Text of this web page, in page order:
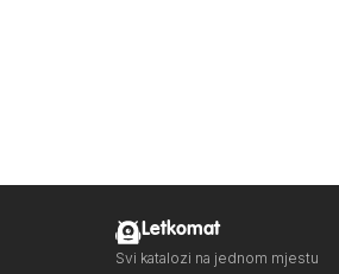
Letkomat
Svi katalozi na jednom mjestu